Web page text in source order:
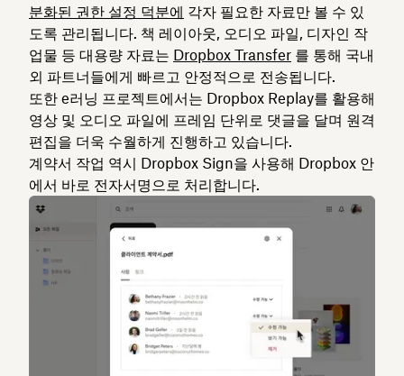
분화된 권한 설정 덕분에 각자 필요한 자료만 볼 수 있
도록 관리됩니다. 책 레이아웃, 오디오 파일, 디자인 작
업물 등 대용량 자료는 Dropbox Transfer 를 통해 국내
외 파트너들에게 빠르고 안정적으로 전송됩니다.
또한 e러닝 프로젝트에서는 Dropbox Replay를 활용해
영상 및 오디오 파일에 프레임 단위로 댓글을 달며 원격
편집을 더욱 수월하게 진행하고 있습니다.
계약서 작업 역시 Dropbox Sign을 사용해 Dropbox 안
에서 바로 전자서명으로 처리합니다.